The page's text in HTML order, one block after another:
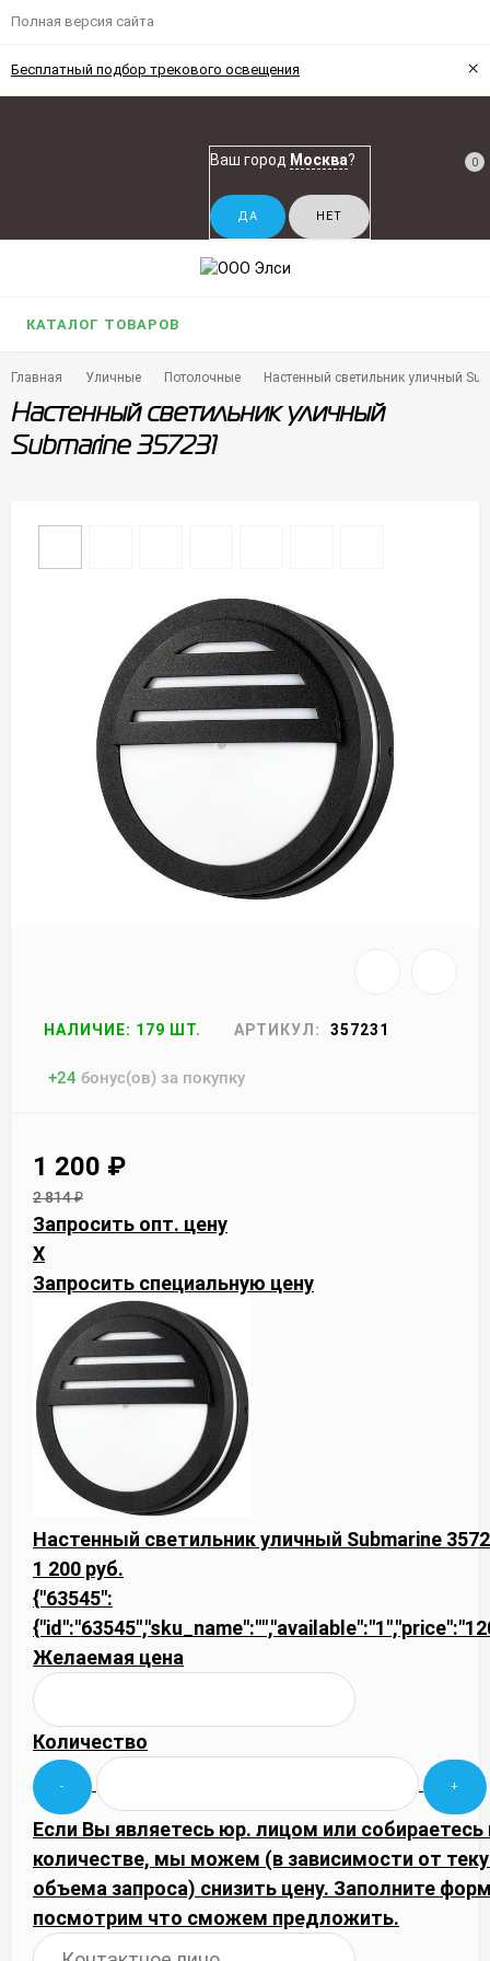
Полная версия сайта
Бесплатный подбор трекового освещения ×
Ваш город Москва? 0
КАТАЛОГ ТОВАРОВ
Главная Уличные Потолочные Настенный светильник уличный
Настенный светильник уличный
Submarine 357231
НАЛИЧИЕ: 179 ШТ. АРТИКУЛ: 357231
+24 бонус(ов) за покупку
1 200 ₽
2 814₽
Запросить опт. цену
X
Запросить специальную цену
Настенный светильник уличный Submarine
1 200 руб.
{"63545":
Желаемая цена
Количество
Если Вы являетесь юр. лицом или
количестве, мы можем (в зависимости от
объема запроса) снизить цену. Заполните
посмотрим что сможем предложить.